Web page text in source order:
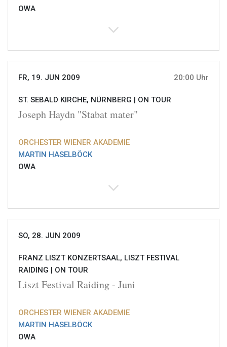
OWA
FR, 19. JUN 2009 20:00 Uhr
ST. SEBALD KIRCHE, NÜRNBERG | ON TOUR
Joseph Haydn "Stabat mater"
ORCHESTER WIENER AKADEMIE
MARTIN HASELBÖCK
OWA
SO, 28. JUN 2009
FRANZ LISZT KONZERTSAAL, LISZT FESTIVAL
RAIDING | ON TOUR
Liszt Festival Raiding - Juni
ORCHESTER WIENER AKADEMIE
MARTIN HASELBÖCK
OWA